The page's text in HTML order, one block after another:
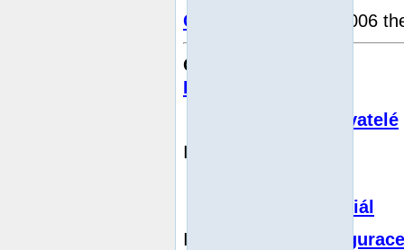
Copyright
© 1997-2006
Obsah
Předmluva
Autoři a přispěvatelé
I.
Stručný tutoriál
II.
Instalace a konfigurace